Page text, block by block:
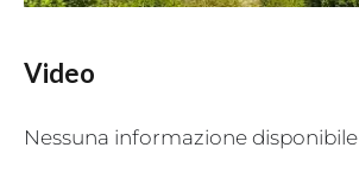
Video
Nessuna informazione disponibile